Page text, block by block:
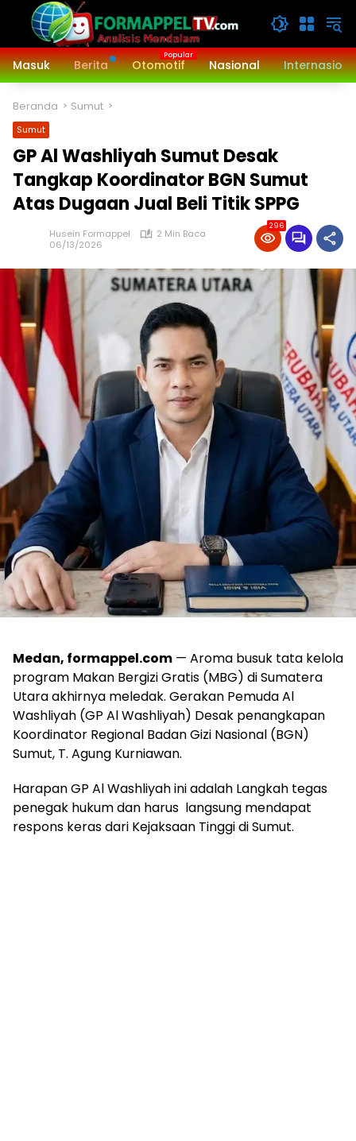
Langsung
konten
Masuk
Berita Otomotif Nasional
Beranda Sumut
Sumut
GP Al Washliyah Sumut Desak
Tangkap Koordinator BGN Sumut
Atas Dugaan Jual Beli Titik SPPG
Husein Formappel
2 Min Baca
06/13/2026
296
Medan, formappel.com — Aroma busuk tata kelola
program Makan Bergizi Gratis (MBG) di Sumatera
Utara akhirnya meledak. Gerakan Pemuda Al
Washliyah (GP Al Washliyah) Desak penangkapan
Koordinator Regional Badan Gizi Nasional (BGN)
Sumut, T. Agung Kurniawan.
Harapan GP Al Washliyah ini adalah Langkah tegas
penegak hukum dan harus langsung mendapat
respons keras dari Kejaksaan Tinggi di Sumut.